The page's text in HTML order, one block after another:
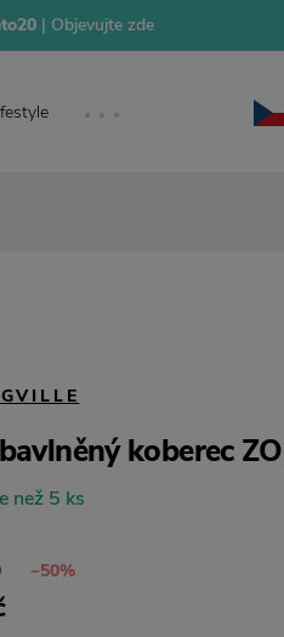
| Objevujte zde
koberec
než 5 ks
−50%